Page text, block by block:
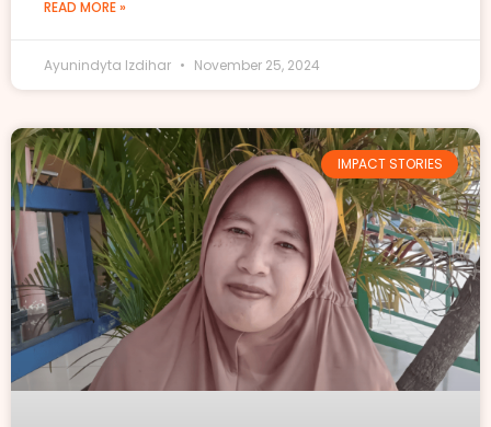
READ MORE »
Ayunindyta Izdihar November 25, 2024
IMPACT STORIES